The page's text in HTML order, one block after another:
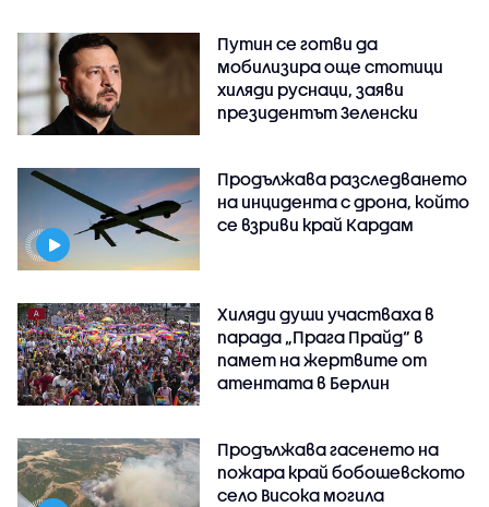
Путин се готви да
мобилизира още стотици
хиляди руснаци, заяви
президентът Зеленски
Продължава разследването
на инцидента с дрона, който
се взриви край Кардам
Хиляди души участваха в
парада „Прага Прайд“ в
памет на жертвите от
атентата в Берлин
Продължава гасенето на
пожара край бобошевското
село Висока могила